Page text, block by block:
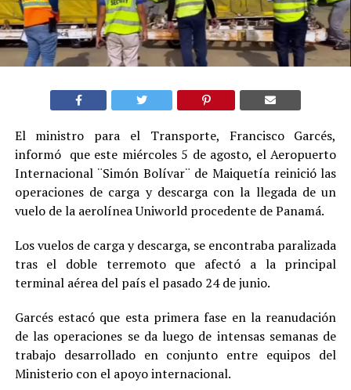
El ministro para el Transporte, Francisco Garcés,
informó que este miércoles 5 de agosto, el Aeropuerto
Internacional ¨Simón Bolívar¨ de Maiquetía reinició las
operaciones de carga y descarga con la llegada de un
vuelo de la aerolínea Uniworld procedente de Panamá.
Los vuelos de carga y descarga, se encontraba paralizada
tras el doble terremoto que afectó a la principal
terminal aérea del país el pasado 24 de junio.
Garcés estacó que esta primera fase en la reanudación
de las operaciones se da luego de intensas semanas de
trabajo desarrollado en conjunto entre equipos del
Ministerio con el apoyo internacional.